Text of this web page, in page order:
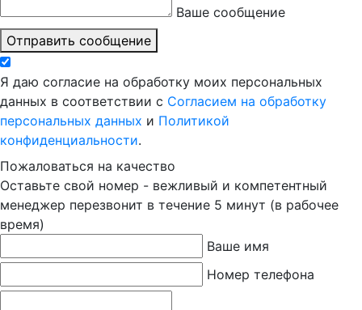
Ваше сообщение
Отправить сообщение
Я даю согласие на обработку моих персональных
данных в соответствии с Согласием на обработку
персональных данных и Политикой
конфиденциальности.
Пожаловаться на качество
Оставьте свой номер - вежливый и компетентный
менеджер перезвонит в течение 5 минут (в рабочее
время)
Ваше имя
Номер телефона